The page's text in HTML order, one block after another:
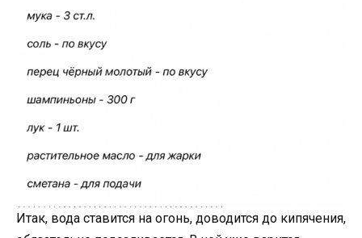
Итак, вода ставится на огонь, доводится до кипячения,